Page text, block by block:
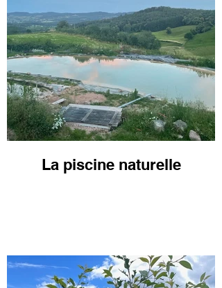
La piscine naturelle